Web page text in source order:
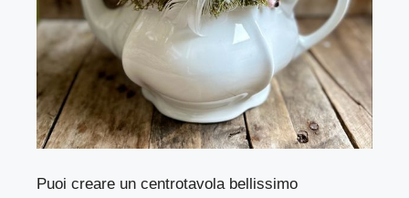
Puoi creare un centrotavola bellissimo